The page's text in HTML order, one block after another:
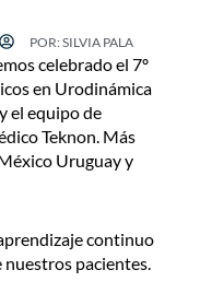
POR:SILVIA PALA
celebrado el 7º
en Urodinámica
el equipo de
Teknon. Más
Uruguay y
continuo
pacientes.